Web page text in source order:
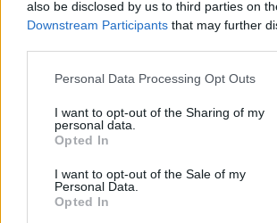
also be disclosed by us to third parties on
Downstream Participants that may further
Please note that this website/app uses one
not limited to your visit or usage behaviour.
grant or deny consent to Google and its
use your data for below specified purposes
consent section.
Personal Data Processing Opt Outs
I want to opt-out of the Sharing of my
personal data.
Opted In
I want to opt-out of the Sale of my
Personal Data.
Opted In
NECROLOGIE
Mario Malu
Paolo Pinna